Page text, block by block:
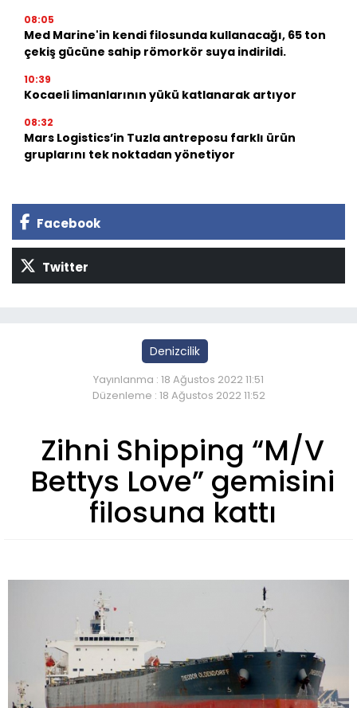
08:05
Med Marine'in kendi filosunda kullanacağı, 65 ton
çekiş gücüne sahip römorkör suya indirildi.
10:39
Kocaeli limanlarının yükü katlanarak artıyor
08:32
Mars Logistics’in Tuzla antreposu farklı ürün
gruplarını tek noktadan yönetiyor
Facebook
Twitter
Denizcilik
Yayınlanma : 18 Ağustos 2022 11:51
Düzenleme : 18 Ağustos 2022 11:52
Zihni Shipping “M/V
Bettys Love” gemisini
filosuna kattı